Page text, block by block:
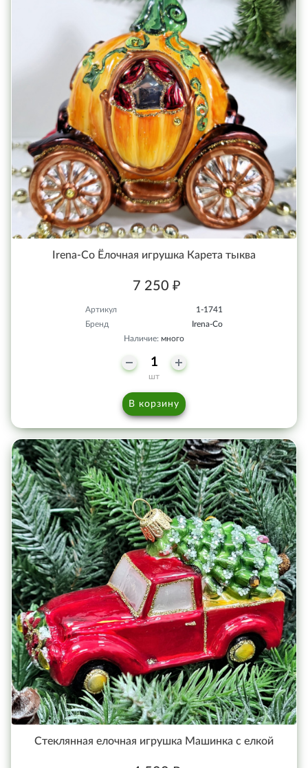
Irena-Co Ёлочная игрушка Карета тыква
7 250 ₽
Артикул
1-1741
Бренд
Irena-Co
Наличие: много
шт
В корзину
Стеклянная елочная игрушка Машинка с елкой